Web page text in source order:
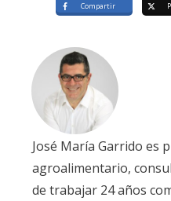
Compartir
José María Garrido es
agroalimentario,
de trabajar 24 años